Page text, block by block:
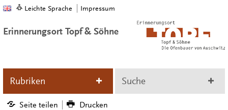
Leichte Sprache Impressum
Erinnerungsort Topf & Söhne
Rubriken Suche
Seite teilen Drucken